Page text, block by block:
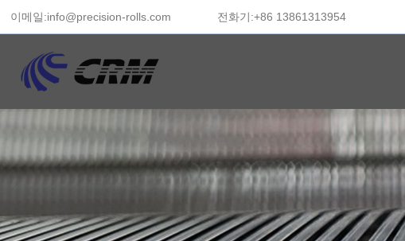
이메일:info@precision-rolls.com 전화기:+86 13861313954